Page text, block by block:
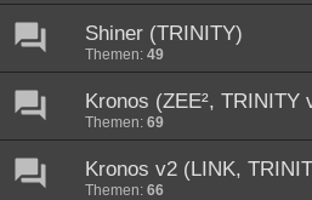
Shiner (TRINITY)
Themen: 49
Kronos (ZEE², TRINITY
Themen: 69
Kronos v2 (LINK,
Themen: 66